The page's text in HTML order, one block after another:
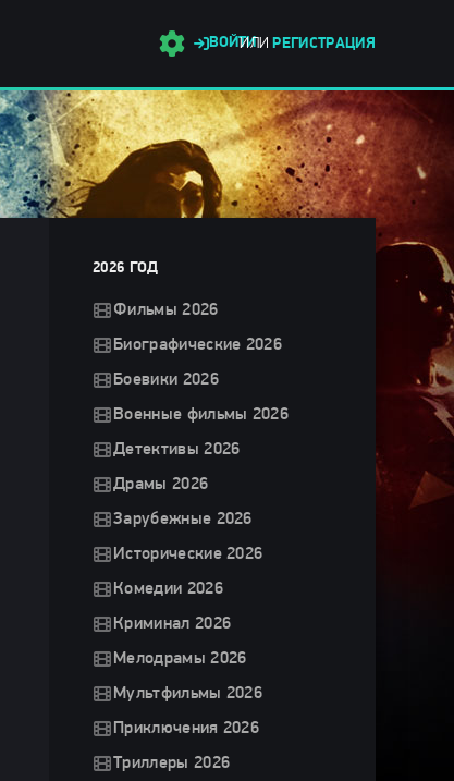
ВОЙТИ
ИЛИ РЕГИСТРАЦИЯ
2026 ГОД
Фильмы 2026
Биографические 2026
Боевики 2026
Военные фильмы 2026
Детективы 2026
Драмы 2026
Зарубежные 2026
Исторические 2026
Комедии 2026
Криминал 2026
Мелодрамы 2026
Мультфильмы 2026
Приключения 2026
Триллеры 2026